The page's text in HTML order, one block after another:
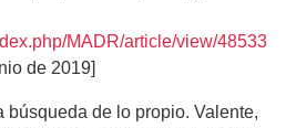
MADR/article/view/48533
de 2019]
búsqueda de lo propio. Valente,